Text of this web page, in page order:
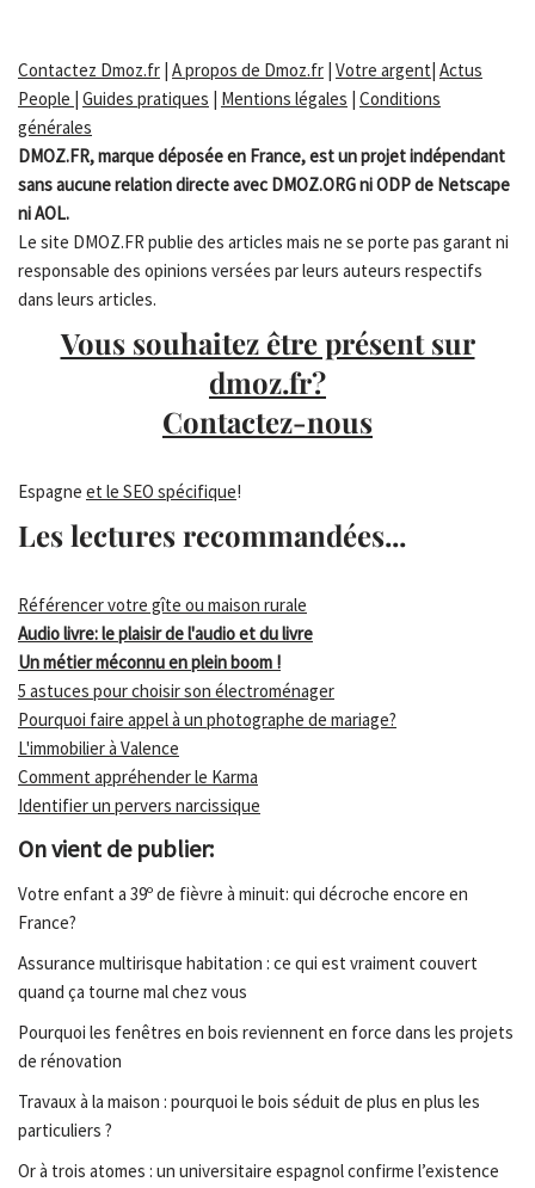
Contactez Dmoz.fr | A propos de Dmoz.fr | Votre argent| Actus
People | Guides pratiques | Mentions légales | Conditions
générales
DMOZ.FR, marque déposée en France, est un projet indépendant
sans aucune relation directe avec DMOZ.ORG ni ODP de Netscape
ni AOL.
Le site DMOZ.FR publie des articles mais ne se porte pas garant ni
responsable des opinions versées par leurs auteurs respectifs
dans leurs articles.
Vous souhaitez être présent sur
dmoz.fr?
Contactez-nous
Espagne et le SEO spécifique!
Les lectures recommandées...
Référencer votre gîte ou maison rurale
Audio livre: le plaisir de l'audio et du livre
Un métier méconnu en plein boom !
5 astuces pour choisir son électroménager
Pourquoi faire appel à un photographe de mariage?
L'immobilier à Valence
Comment appréhender le Karma
Identifier un pervers narcissique
On vient de publier:
Votre enfant a 39º de fièvre à minuit: qui décroche encore en
France?
Assurance multirisque habitation : ce qui est vraiment couvert
quand ça tourne mal chez vous
Pourquoi les fenêtres en bois reviennent en force dans les projets
de rénovation
Travaux à la maison : pourquoi le bois séduit de plus en plus les
particuliers ?
Or à trois atomes : un universitaire espagnol confirme l’existence